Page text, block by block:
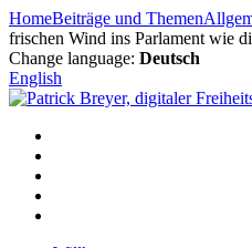
Zum
Inhalt
springen
HomeBeiträge und Themen
frischen Wind ins Parlament wie
Change language: Deutsch
English